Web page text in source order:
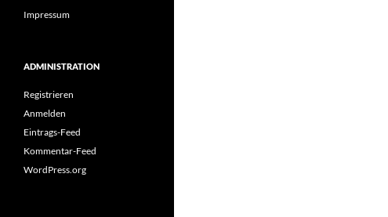
Impressum
ADMINISTRATION
Registrieren
Anmelden
Eintrags-Feed
Kommentar-Feed
WordPress.org